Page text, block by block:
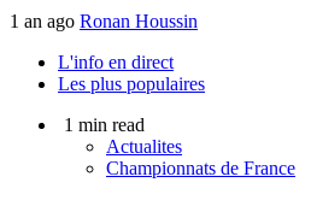
1 an ago Ronan Houssin
L'info en direct
Les plus populaires
1 min read
Actualites
Championnats de France